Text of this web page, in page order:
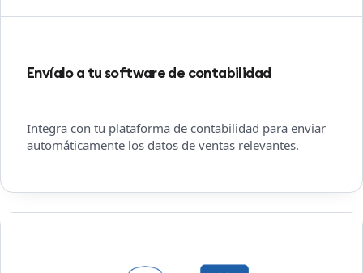
Envíalo a tu software de contabilidad
Integra con tu plataforma de contabilidad para enviar
automáticamente los datos de ventas relevantes.